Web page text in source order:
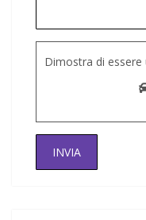
Dimostra di